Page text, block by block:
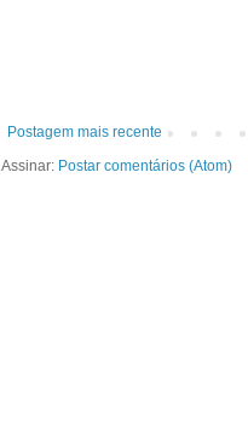
Postagem mais recente
Assinar: Postar comentários (Atom)